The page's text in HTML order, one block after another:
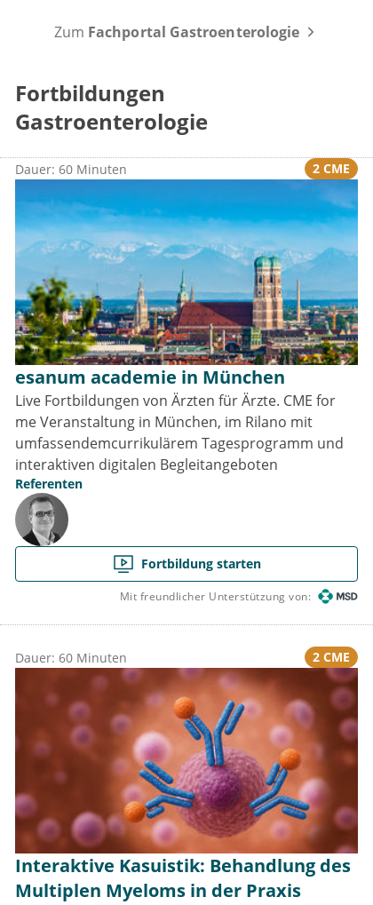
Zum Fachportal Gastroenterologie
Fortbildungen
Gastroenterologie
Dauer: 60 Minuten 2 CME
esanum academie in München
Live Fortbildungen von Ärzten für Ärzte. CME for
me Veranstaltung in München, im Rilano mit
umfassendemcurrikulärem Tagesprogramm und
interaktiven digitalen Begleitangeboten
Referenten
Fortbildung starten
Mit freundlicher Unterstützung von:
Dauer: 60 Minuten 2 CME
Interaktive Kasuistik: Behandlung des
Multiplen Myeloms in der Praxis